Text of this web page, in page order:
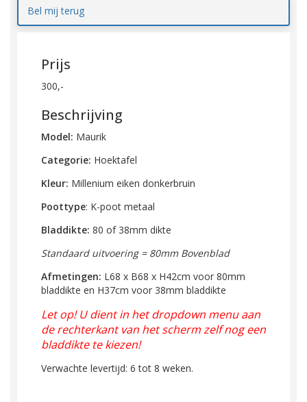
Bel mij terug
Prijs
300,-
Beschrijving
Model: Maurik
Categorie: Hoektafel
Kleur: Millenium eiken donkerbruin
Poottype: K-poot metaal
Bladdikte: 80 of 38mm dikte
Standaard uitvoering = 80mm Bovenblad
Afmetingen: L68 x B68 x H42cm voor 80mm
bladdikte en H37cm voor 38mm bladdikte
Let op! U dient in het dropdown menu aan
de rechterkant van het scherm zelf nog een
bladdikte te kiezen!
Verwachte levertijd: 6 tot 8 weken.